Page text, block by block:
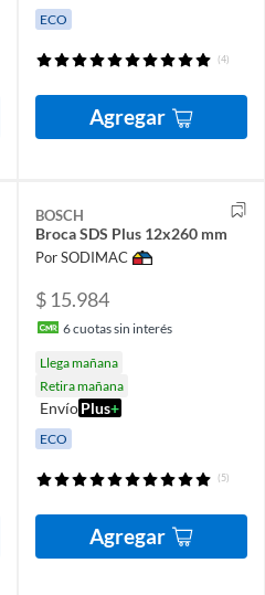
ECO
(4)
Agregar
BOSCH
Broca SDS Plus 12x260 mm
Por SODIMAC
$ 15.984
6cuotas sin interés
Llega mañana
Retira mañana
EnvíoPlus+
ECO
(5)
Agregar